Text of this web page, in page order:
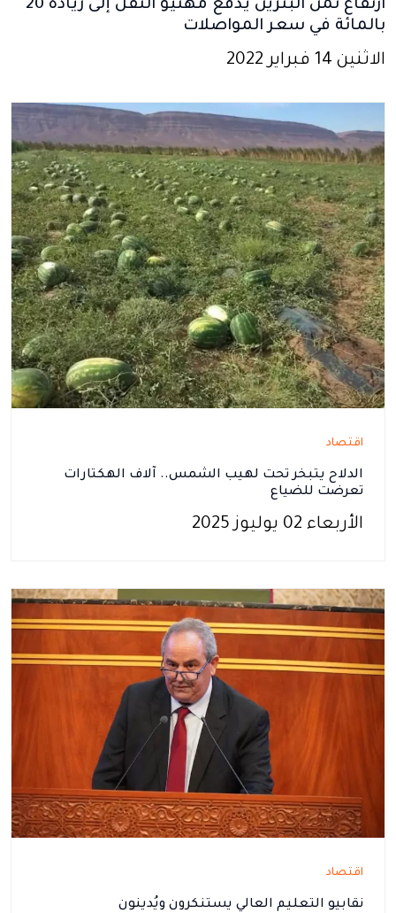
ارتفاع ثمن البنزين يدفع مهنيو النقل إلى زيادة 20
بالمائة في سعر المواصلات
الاثنين 14 فبراير 2022
اقتصاد
الدلاح يتبخر تحت لهيب الشمس.. آلاف الهكتارات
تعرضت للضياع
الأربعاء 02 يوليوز 2025
اقتصاد
نقابيو التعليم العالي يستنكرون ويُدينون